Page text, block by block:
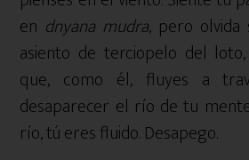
en dnyana mudra, pero olvida
asiento de terciopelo del
que, como él, fluyes a
desaparecer el río de tu
río, tú eres fluido. Desapego.